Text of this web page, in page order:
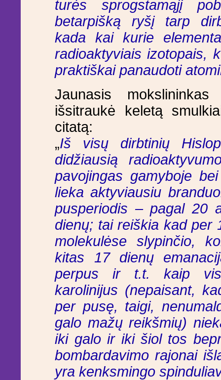
turės sprogstamąjį
betarpišką ryšį tarp
kada kai kurie
radioaktyviais izotopais,
praktiškai panaudoti
Jaunasis
išsitraukė keletą
citatą:
„Iš visų dirbtinių
didžiausią
pavojingas gamyboje
lieka aktyviausiu
pusperiodis – pagal 20
dienų; tai reiškia kad per
molekulėse slypinčio,
kitas 17 dienų
perpus ir t.t. kaip
karolinijus (nepaisant,
per pusę, taigi,
galo mažų reikšmių)
iki galo ir iki šiol tos
bombardavimo rajonai
yra kenksmingo